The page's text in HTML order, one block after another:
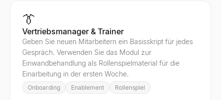
👔
Vertriebsmanager & Trainer
Geben Sie neuen Mitarbeitern ein Basisskript für jedes
Gespräch. Verwenden Sie das Modul zur
Einwandbehandlung als Rollenspielmaterial für die
Einarbeitung in der ersten Woche.
Onboarding Enablement Rollenspiel